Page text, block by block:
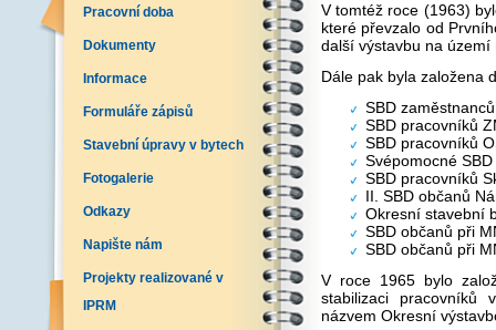
Pracovní doba
Dokumenty
Informace
Formuláře zápisů
Stavební úpravy v bytech
Fotogalerie
Odkazy
Napište nám
Projekty realizované v
IPRM
V tomtéž roce (1963)
které převzalo od
další výstavbu na území
Dále pak byla založena
SBD
SBD pracovníků
SBD pracovníků
Svépomocné
SBD pracovníků
II. SBD občanů
Okresní stavební
SBD občanů při
SBD občanů při
V roce 1965 bylo
stabilizaci pracovníků
názvem Okresní